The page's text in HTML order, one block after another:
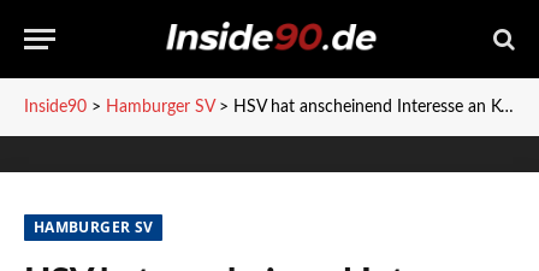
Inside90 > Hamburger SV> HSV hat anscheinend Interesse an Kofi Amoako von Dynamo Dresden
HAMBURGER SV